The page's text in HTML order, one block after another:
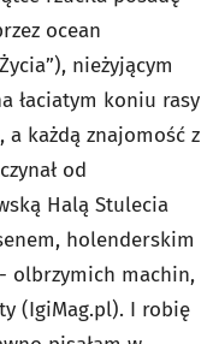
ocean
nieżyjącym
łaciatym koniu rasy
każdą znajomość z
od
Halą Stulecia
holenderskim
olbrzymich machin,
(IgiMag.pl). I robię